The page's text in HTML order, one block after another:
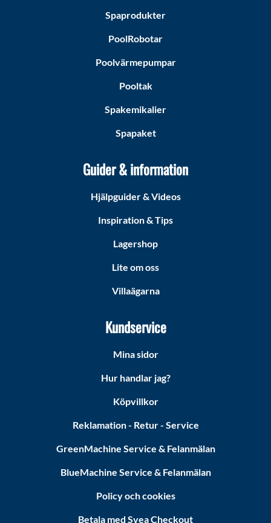
Spaprodukter
PoolRobotar
Poolvärmepumpar
Pooltak
Spakemikalier
Spapaket
Guider & information
Hjälpguider & Videos
Inspiration & Tips
Lagershop
Lite om oss
Villaägarna
Kundservice
Mina sidor
Hur handlar jag?
Köpvillkor
Reklamation - Retur - Service
GreenMachine Service & Felanmälan
BlueMachine Service & Felanmälan
Policy och cookies
Betala med Svea Checkout